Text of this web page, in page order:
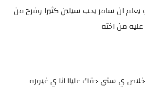
ان سامر يحب سيلين كثيرا وفرح من
عليه من اخته
ي ستي حقك علياا انا ي غيوره